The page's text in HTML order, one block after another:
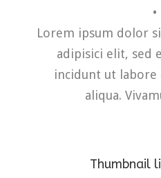
•
Lorem ipsum dolor
adipisici elit, sed
incidunt ut labore
aliqua.
Thumbnail